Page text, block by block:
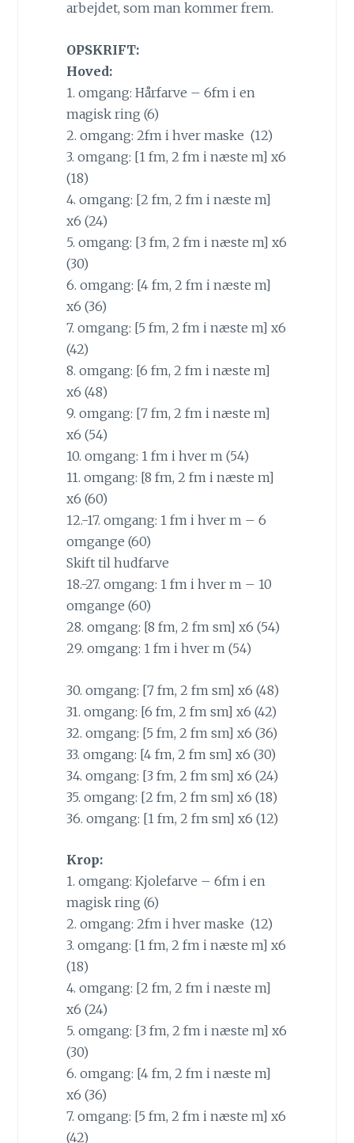
arbejdet, som man kommer frem.
OPSKRIFT:
Hoved:
1. omgang: Hårfarve – 6fm i en
magisk ring (6)
2. omgang: 2fm i hver maske (12)
3. omgang: [1 fm, 2 fm i næste m] x6
(18)
4. omgang: [2 fm, 2 fm i næste m]
x6 (24)
5. omgang: [3 fm, 2 fm i næste m] x6
(30)
6. omgang: [4 fm, 2 fm i næste m]
x6 (36)
7. omgang: [5 fm, 2 fm i næste m] x6
(42)
8. omgang: [6 fm, 2 fm i næste m]
x6 (48)
9. omgang: [7 fm, 2 fm i næste m]
x6 (54)
10. omgang: 1 fm i hver m (54)
11. omgang: [8 fm, 2 fm i næste m]
x6 (60)
12.-17. omgang: 1 fm i hver m – 6
omgange (60)
Skift til hudfarve
18.-27. omgang: 1 fm i hver m – 10
omgange (60)
28. omgang: [8 fm, 2 fm sm] x6 (54)
29. omgang: 1 fm i hver m (54)
30. omgang: [7 fm, 2 fm sm] x6 (48)
31. omgang: [6 fm, 2 fm sm] x6 (42)
32. omgang: [5 fm, 2 fm sm] x6 (36)
33. omgang: [4 fm, 2 fm sm] x6 (30)
34. omgang: [3 fm, 2 fm sm] x6 (24)
35. omgang: [2 fm, 2 fm sm] x6 (18)
36. omgang: [1 fm, 2 fm sm] x6 (12)
Krop:
1. omgang: Kjolefarve – 6fm i en
magisk ring (6)
2. omgang: 2fm i hver maske (12)
3. omgang: [1 fm, 2 fm i næste m] x6
(18)
4. omgang: [2 fm, 2 fm i næste m]
x6 (24)
5. omgang: [3 fm, 2 fm i næste m] x6
(30)
6. omgang: [4 fm, 2 fm i næste m]
x6 (36)
7. omgang: [5 fm, 2 fm i næste m] x6
(42)